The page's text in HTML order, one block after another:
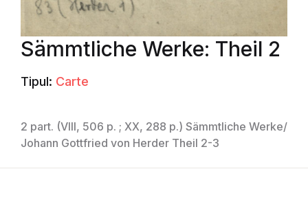
Sämmtliche Werke: Theil 2
Tipul: Carte
2 part. (VIII, 506 p. ; XX, 288 p.) Sämmtliche Werke/
Johann Gottfried von Herder Theil 2-3